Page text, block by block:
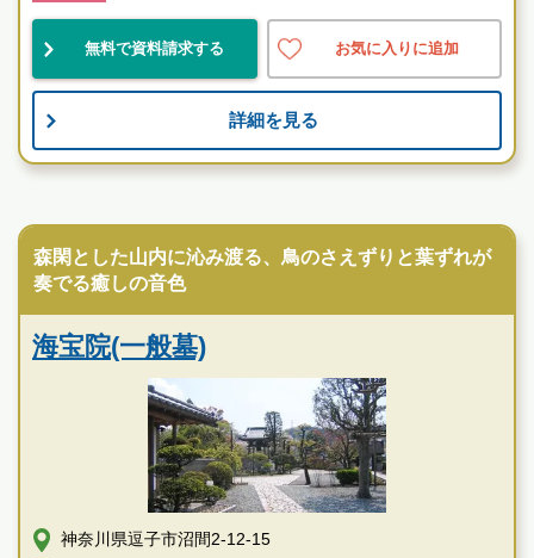
お墓のことなら何でもご相談ください
現地を見学して実際の雰囲気をお確かめください
霊園墓地のプロフェッショナルが無料でご案内いたしま
逗子霊苑の特徴
無料で資料請求する お気に入りに追加
詳細を見る
森閑とした山内に沁み渡る、鳥のさえずりと葉ずれが
奏でる癒しの音色
海宝院(一般墓)
神奈川県逗子市沼間2-12-15